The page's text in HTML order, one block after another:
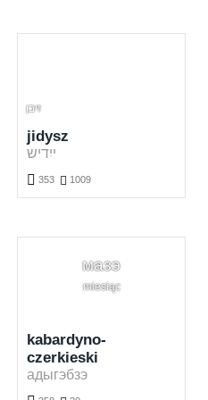
זיבן
jidysz
ייִדיש
 353  1009
мазэ
miesiąc
kabardyno-
czerkieski
адыгэбзэ